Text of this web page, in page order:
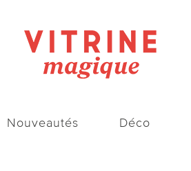
Nouveautés Déco